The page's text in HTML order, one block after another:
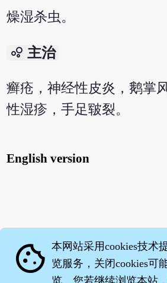
燥湿杀虫。
bubble_chart 主治
癣疮，神经性皮炎，鹅掌
性湿疹，手足皲裂。
English version
cookie 本网站采用cookies技术
览服务，关闭cookies可
览。您若继续浏览本站